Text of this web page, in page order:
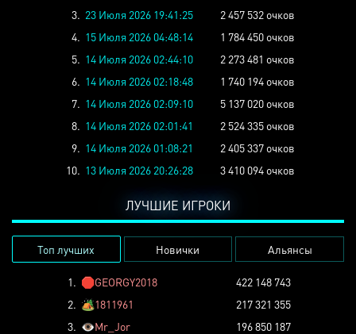
3. 23 Июля 2026 19:41:25
2 457 532 очков
4. 15 Июля 2026 04:48:14
1 784 450 очков
5. 14 Июля 2026 02:44:10
2 273 481 очков
6. 14 Июля 2026 02:18:48
1 740 194 очков
7. 14 Июля 2026 02:09:10
5 137 020 очков
8. 14 Июля 2026 02:01:41
2 524 335 очков
9. 14 Июля 2026 01:08:21
2 405 337 очков
10. 13 Июля 2026 20:26:28 3 410 094 очков
ЛУЧШИЕ ИГРОКИ
Топ лучших Новички Альянсы
1. 🛑GEORGY2018
422 148 743
2. 🏕️1811961
217 321 355
3. 👁️Mr_Jor
196 850 187